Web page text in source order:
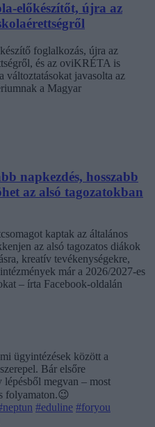
előkészítőt, újra az
foglalkozás, újra az
és az oviKRÉTA is
változtatásokat javasolta az
a Magyar
napkezdés, hosszabb
az alsó tagozatokban
kaptak az általános
az alsó tagozatos diákok
kreatív tevékenységekre,
már a 2026/2027-es
– írta Facebook-oldalán
ügyintézések között a
Bár elsőre
megvan – most
folyamaton.😉
#eduline #foryou